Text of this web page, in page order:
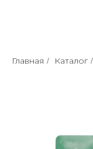
Главная / Каталог /